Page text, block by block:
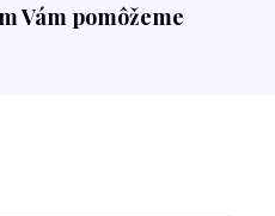
Vám pomôžeme